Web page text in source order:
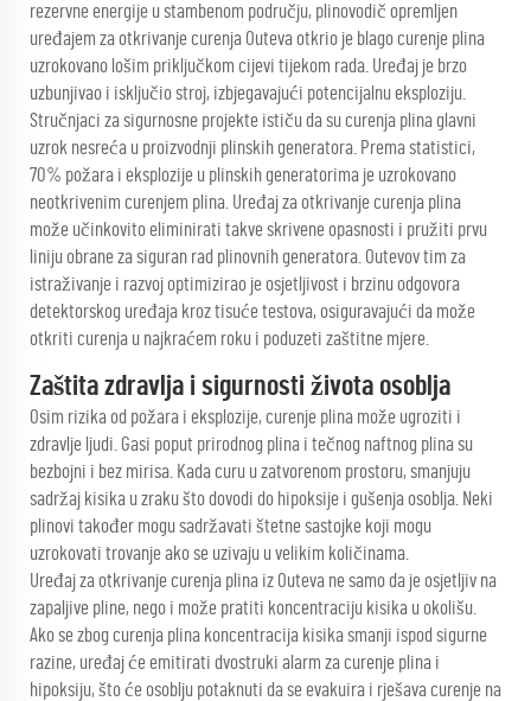
rezervne energije u stambenom području, plinovodič opremljen
uređajem za otkrivanje curenja Outeva otkrio je blago curenje plina
uzrokovano lošim priključkom cijevi tijekom rada. Uređaj je brzo
uzbunjivao i isključio stroj, izbjegavajući potencijalnu eksploziju.
Stručnjaci za sigurnosne projekte ističu da su curenja plina glavni
uzrok nesreća u proizvodnji plinskih generatora. Prema statistici,
70% požara i eksplozije u plinskih generatorima je uzrokovano
neotkrivenim curenjem plina. Uređaj za otkrivanje curenja plina
može učinkovito eliminirati takve skrivene opasnosti i pružiti prvu
liniju obrane za siguran rad plinovnih generatora. Outevov tim za
istraživanje i razvoj optimizirao je osjetljivost i brzinu odgovora
detektorskog uređaja kroz tisuće testova, osiguravajući da može
otkriti curenja u najkraćem roku i poduzeti zaštitne mjere.
Zaštita zdravlja i sigurnosti života osoblja
Osim rizika od požara i eksplozije, curenje plina može ugroziti i
zdravlje ljudi. Gasi poput prirodnog plina i tečnog naftnog plina su
bezbojni i bez mirisa. Kada curu u zatvorenom prostoru, smanjuju
sadržaj kisika u zraku što dovodi do hipoksije i gušenja osoblja. Neki
plinovi također mogu sadržavati štetne sastojke koji mogu
uzrokovati trovanje ako se uzivaju u velikim količinama.
Uređaj za otkrivanje curenja plina iz Outeva ne samo da je osjetljiv na
zapaljive pline, nego i može pratiti koncentraciju kisika u okolišu.
Ako se zbog curenja plina koncentracija kisika smanji ispod sigurne
razine, uređaj će emitirati dvostruki alarm za curenje plina i
hipoksiju, što će osoblju potaknuti da se evakuira i rješava curenje na